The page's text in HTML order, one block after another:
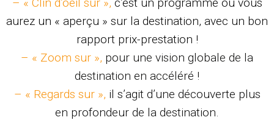
aurez un « aperçu » sur la destination, avec un bon
rapport prix-prestation !
– « Zoom sur », pour une vision globale de la
destination en accéléré !
– « Regards sur », il s’agit d’une découverte plus
en profondeur de la destination.